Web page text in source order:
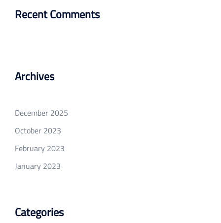
Recent Comments
Archives
December 2025
October 2023
February 2023
January 2023
Categories